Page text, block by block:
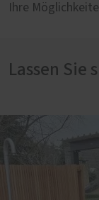
Ihre
Lassen Sie